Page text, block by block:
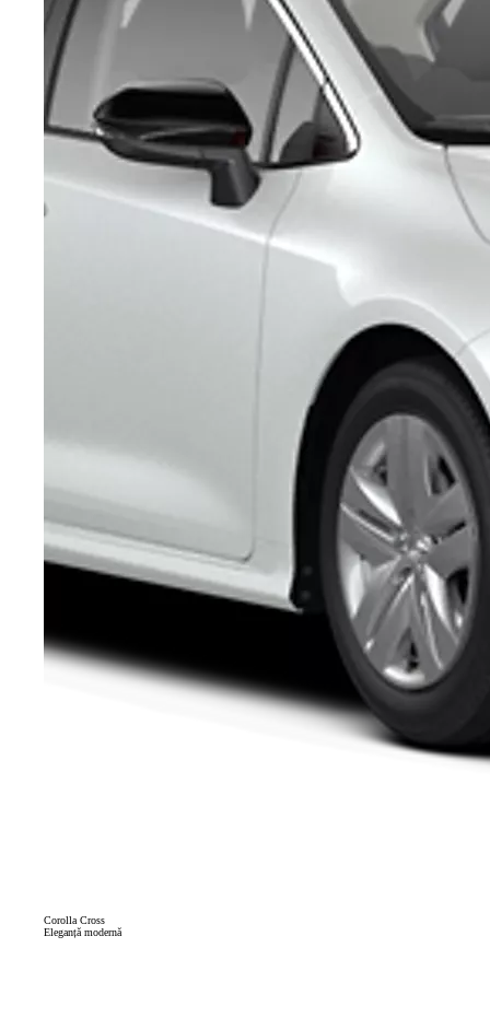
Corolla Cross
Eleganță modernă